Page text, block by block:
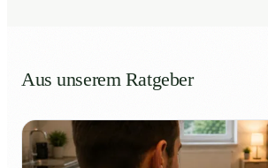
Aus unserem Ratgeber